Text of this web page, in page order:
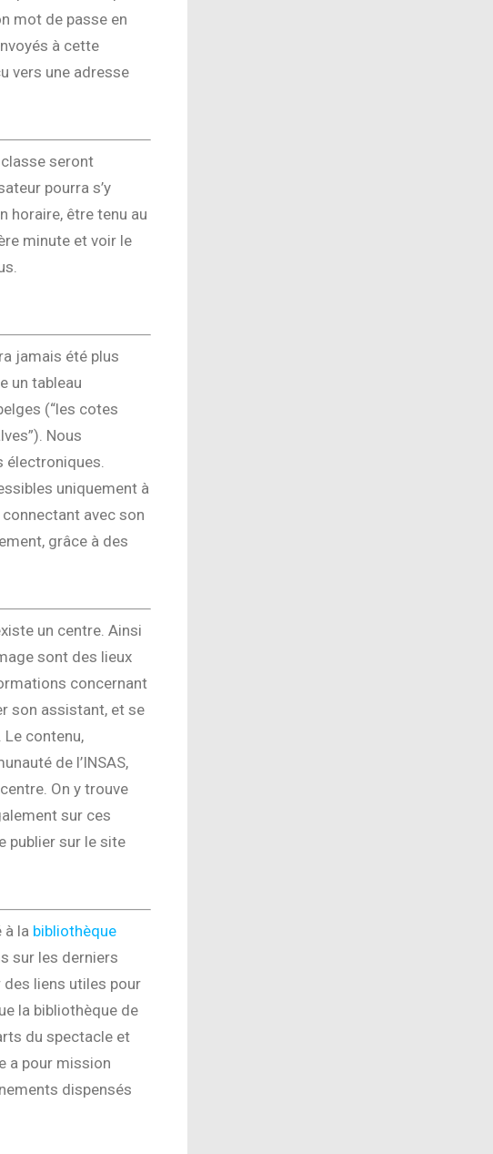
mot de passe en
à cette
vers une adresse
seront
pourra s’y
horaire, être tenu au
minute et voir le
jamais été plus
un tableau
(“les cotes
Nous
électroniques.
uniquement à
connectant avec son
grâce à des
un centre. Ainsi
sont des lieux
concernant
son assistant, et se
contenu,
de l’INSAS,
On y trouve
sur ces
publier sur le site
à la bibliothèque
sur les derniers
des liens utiles pour
la bibliothèque de
du spectacle et
a pour mission
dispensés